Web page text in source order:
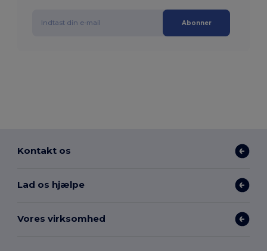
Abonner
Kontakt os
Lad os hjælpe
Vores virksomhed